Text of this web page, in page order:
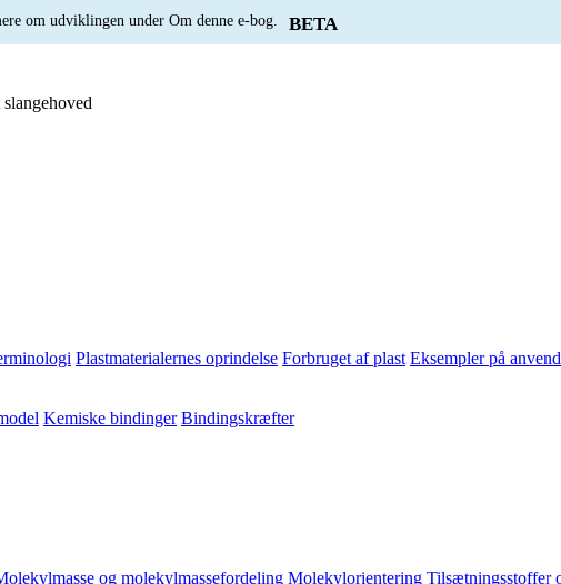
om udviklingen under Om denne e-bog. BETA
Plastmaterialernes oprindelse Forbruget af plast Eksempler på
Kemiske bindinger Bindingskræfter
og molekylmassefordeling Molekylorientering Tilsætningsstoffer